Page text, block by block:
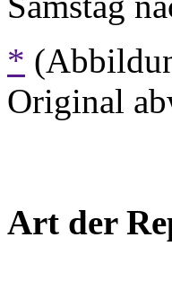
*
Original
Art der